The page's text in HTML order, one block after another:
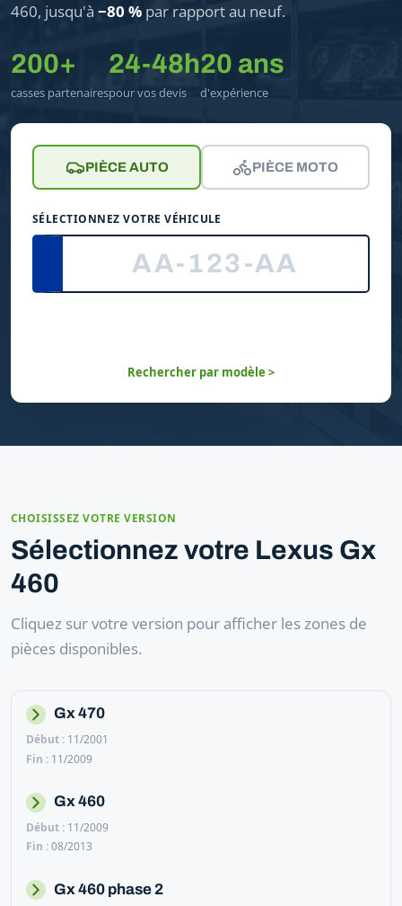
460, jusqu'à −80 % par rapport au neuf.
200+
casses partenaires
24-48h
pour vos devis
20 ans
d'expérience
PIÈCE AUTO PIÈCE MOTO
SÉLECTIONNEZ VOTRE VÉHICULE
Rechercher par modèle >
CHOISISSEZ VOTRE VERSION
Sélectionnez votre Lexus Gx
460
Cliquez sur votre version pour afficher les zones de
pièces disponibles.
Gx 470
11/2001
11/2009
Gx 460
11/2009
08/2013
Gx 460 phase 2